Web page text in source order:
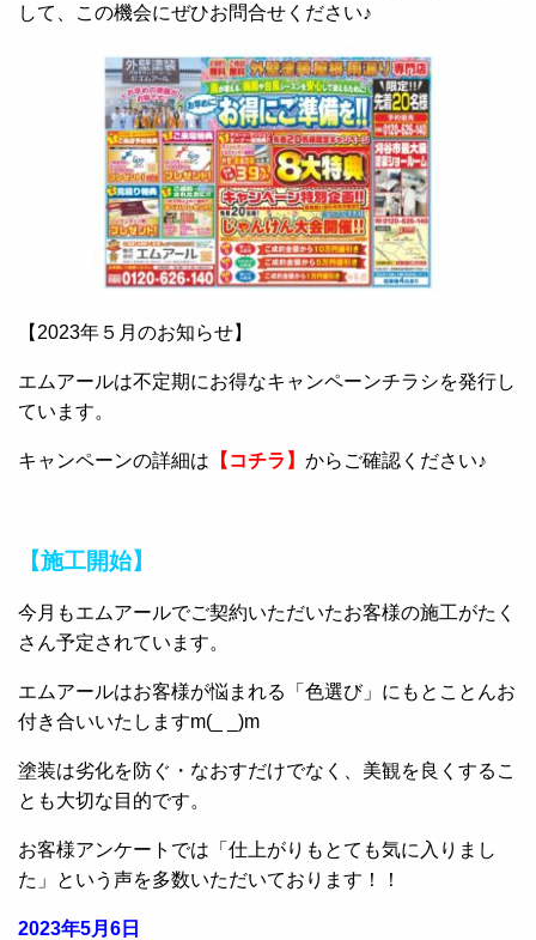
して、この機会にぜひお問合せください♪
【2023年５月のお知らせ】
エムアールは不定期にお得なキャンペーンチラシを発行し
ています。
キャンペーンの詳細は 【コチラ】 からご確認ください♪
【施工開始】
今月もエムアールでご契約いただいたお客様の施工がたく
さん予定されています。
エムアールはお客様が悩まれる「色選び」にもとことんお
付き合いいたしますm(_ _)m
塗装は劣化を防ぐ・なおすだけでなく、美観を良くするこ
とも大切な目的です。
お客様アンケートでは「仕上がりもとても気に入りまし
た」という声を多数いただいております！！
2023年5月6日